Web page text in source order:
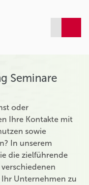
Seminare
oder
Ihre Kontakte mit
sowie
In unserem
die zielführende
Unternehmen zu